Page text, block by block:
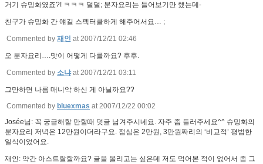
거기 슈밍화였죠?! ㅋㅋㅋ 덜덜; 분자요리는 들어보기만 했는데-
친구가 슈밍화 간 얘길 스펙터클하게 해주어서요… ;
Commented by 재인 at 2007/12/21 02:46
오 분자요리….맛이 어떻게 다를까요? 후후.
Commented by 소냐at 2007/12/21 03:11
그만하면 나름 매니악 하신 게 아닐까요??
Commented by bluexmas at 2007/12/22 00:02
Josée님: 꼭 궁금해할 만할때 덧글 남겨주시네요. 자주 좀 들러주세요^^ 슈밍화의
분자요리 저녁은 12만원이더라구요. 점심은 2만원, 3만원짜리의 ‘비교적’ 평범한
일식이었어요.
재인: 약간 아스트랄할까요? 글을 올리고는 싶은데 저도 먹어본 적이 없어서 좀 그